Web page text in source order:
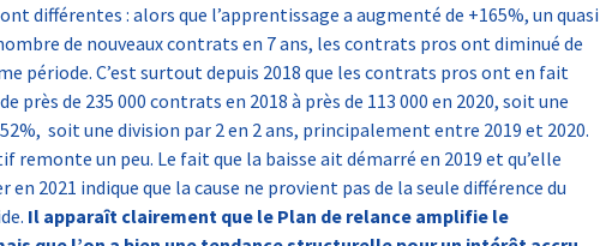
différentes : alors que l’apprentissage a augmenté de +165%, un quasi
de nouveaux contrats en 7 ans, les contrats pros ont diminué de
période. C’est surtout depuis 2018 que les contrats pros ont en fait
près de 235 000 contrats en 2018 à près de 113 000 en 2020, soit une
soit une division par 2 en 2 ans, principalement entre 2019 et 2020.
remonte un peu. Le fait que la baisse ait démarré en 2019 et qu’elle
en 2021 indique que la cause ne provient pas de la seule différence du
Il apparaît clairement que le Plan de relance amplifie le